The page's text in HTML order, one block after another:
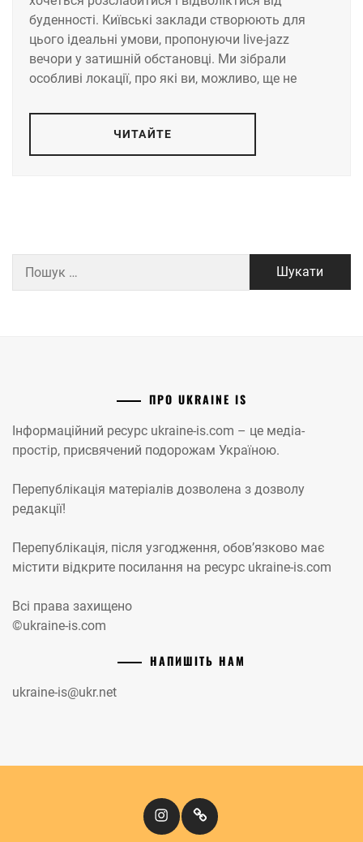
буденності. Київські заклади створюють для
цього ідеальні умови, пропонуючи live-jazz
вечори у затишній обстановці. Ми зібрали
особливі локації, про які ви, можливо, ще не
ЧИТАЙТЕ
ПРО UKRAINE IS
Інформаційний ресурс ukraine-is.com – це медіа-
простір, присвячений подорожам Україною.
Перепублікація матеріалів дозволена з дозволу
редакції!
Перепублікація, після узгодження, обов’язково має
містити відкрите посилання на ресурс ukraine-is.com
Всі права захищено
©ukraine-is.com
НАПИШІТЬ НАМ
ukraine-is@ukr.net
InstagramКіномандри